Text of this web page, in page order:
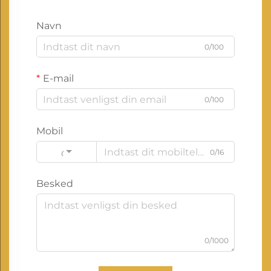
Navn
0/100
E-mail
0/100
Mobil
Code
0/16
Besked
0/1000